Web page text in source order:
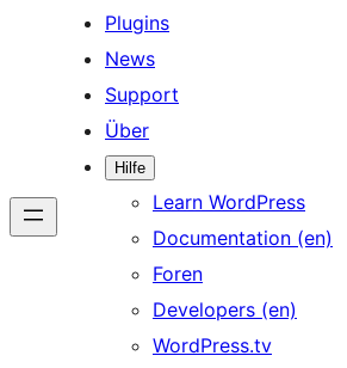
Plugins
News
Support
Über
Hilfe
Learn WordPress
Documentation (en)
Foren
Developers (en)
WordPress.tv